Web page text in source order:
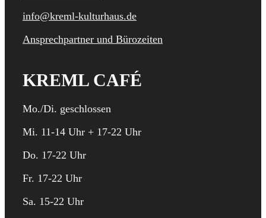
info@kreml-kulturhaus.de
Ansprechpartner und Bürozeiten
KREML CAFÉ
Mo./Di. geschlossen
Mi. 11-14 Uhr + 17-22 Uhr
Do. 17-22 Uhr
Fr. 17-22 Uhr
Sa. 15-22 Uhr